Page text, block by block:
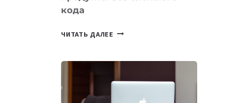
кода
ЧИТАТЬ ДАЛЕЕ
КОТОРЫЕ